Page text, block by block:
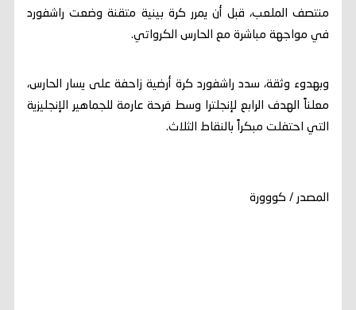
منتصف الملعب، قبل أن يمرر كرة بينية متقنة وضعت راشفورد
في مواجهة مباشرة مع الحارس الكرواتي.
وبهدوء وثقة، سدد راشفورد كرة أرضية زاحفة على يسار الحارس،
معلناً الهدف الرابع لإنجلترا وسط فرحة عارمة للجماهير الإنجليزية
التي احتفلت مبكراً بالنقاط الثلاث.
المصدر / كووورة